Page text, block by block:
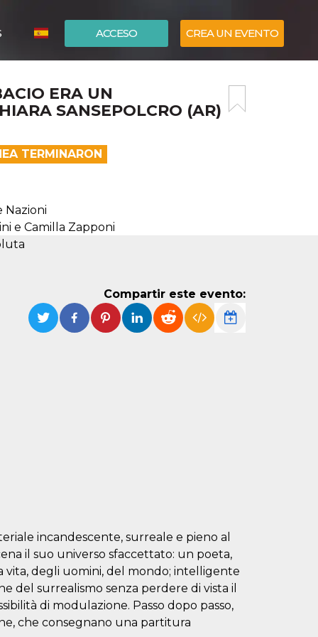
ACCESO CREA UN EVENTO
ENGLISH
ERA UN
SANSEPOLCRO (AR)
TERMINARON
Nazioni
e Camilla Zapponi
Compartir este evento:
incandescente, surreale e pieno al
il suo universo sfaccettato: un poeta,
degli uomini, del mondo; intelligente
del surrealismo senza perdere di vista il
di modulazione. Passo dopo passo,
che consegnano una partitura